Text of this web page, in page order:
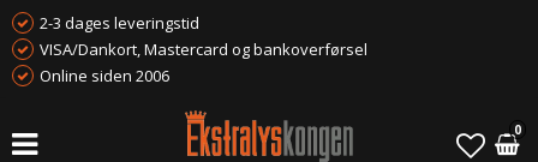
2-3 dages leveringstid
VISA/Dankort, Mastercard og bankoverførsel
Online siden 2006
0